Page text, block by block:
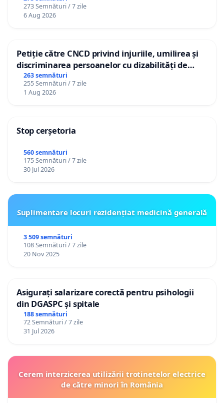
personali
273 Semnături / 7 zile
6 Aug 2026
Petiție către CNCD privind injuriile, umilirea și
discriminarea persoanelor cu dizabilități de
către utilizatorul TikTok „Gorici”
263 semnături
255 Semnături / 7 zile
1 Aug 2026
Stop cerșetoria
560 semnături
175 Semnături / 7 zile
30 Jul 2026
Suplimentare locuri rezidențiat medicină generală
3 509 semnături
108 Semnături / 7 zile
20 Nov 2025
Asigurați salarizare corectă pentru psihologii
din DGASPC și spitale
188 semnături
72 Semnături / 7 zile
31 Jul 2026
Cerem interzicerea utilizării trotinetelor electrice
de către minori în România